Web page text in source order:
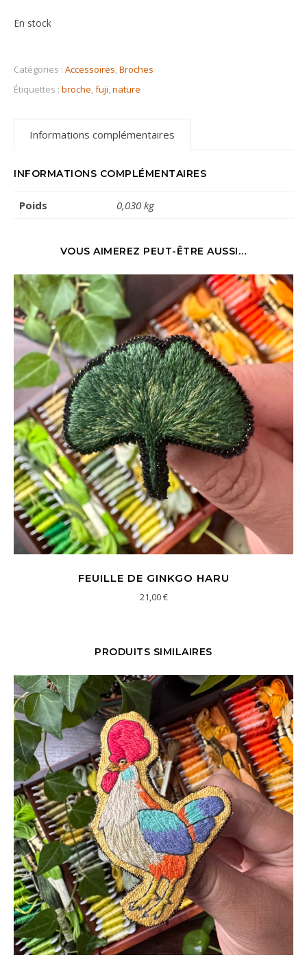
En stock
Catégories : Accessoires,Broches
Étiquettes : broche,fuji,nature
Informations complémentaires
INFORMATIONS COMPLÉMENTAIRES
Poids 0,030 kg
VOUS AIMEREZ PEUT-ÊTRE AUSSI…
FEUILLE DE GINKGO HARU
21,00€
PRODUITS SIMILAIRES